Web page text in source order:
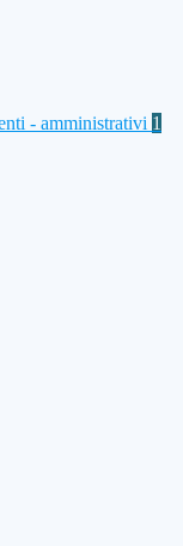
- amministrativi 1